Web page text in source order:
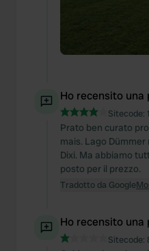
Ho recensito una
Sitecode:
Prato ben curato
mais. Lago Dümmer
Dixi. Ma abbiamo
posto per il prezzo.
Tradotto da Google
Ho recensito una
Sitecode: